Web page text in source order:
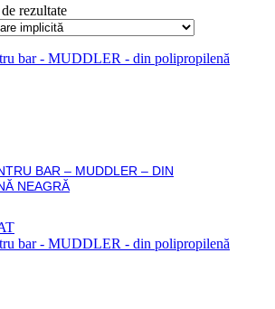
rezultate
BAR – MUDDLER – DIN
NEAGRĂ